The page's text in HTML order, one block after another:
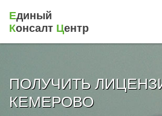
Единый
Консалт Центр
ПОЛУЧИТЬ
КЕМЕРОВО